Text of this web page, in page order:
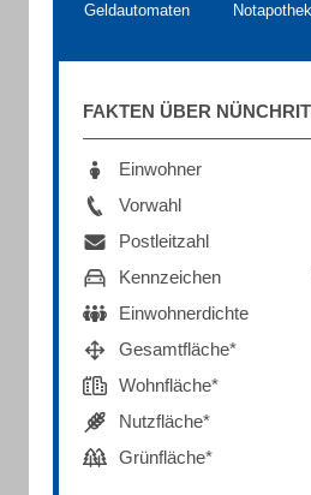
Geldautomaten
FAKTEN ÜBER
Einwohner
Vorwahl
Postleitzahl
Kennzeichen
Einwohnerdichte
Gesamtfläche*
Wohnfläche*
Nutzfläche*
Grünfläche*